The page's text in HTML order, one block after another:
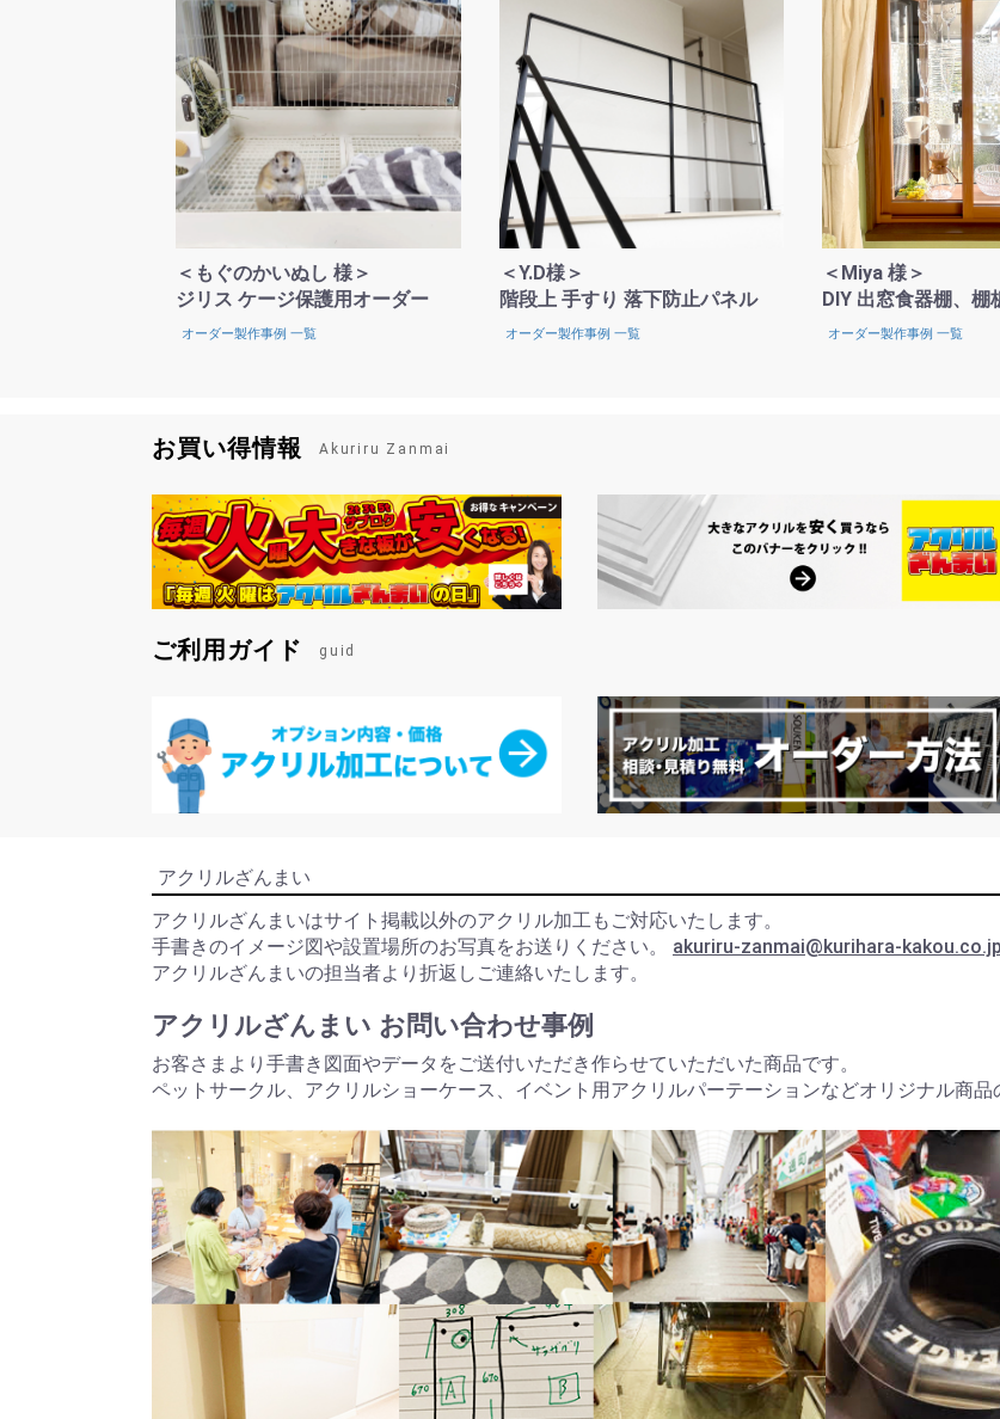
＜もぐのかいぬし 様＞
ジリス ケージ保護用オーダー
オーダー製作事例 一覧
＜Y.D様＞
階段上 手すり 落下防止パネル
オーダー製作事例 一覧
＜Miya 様＞
DIY 出窓食器棚、棚
オーダー製作事例 一覧
お買い得情報 Akuriru Zanmai
ご利用ガイド guid
アクリルざんまい
アクリルざんまいはサイト掲載以外のアクリル加工もご対応いたします。
手書きのイメージ図や設置場所のお写真をお送りください。 akuriru-zanmai@kurihara-kakou.co.jp
アクリルざんまいの担当者より折返しご連絡いたします。
アクリルざんまい お問い合わせ事例
お客さまより手書き図面やデータをご送付いただき作らせていただいた商品です。
ペットサークル、アクリルショーケース、イベント用アクリルパーテーションなどオリジナル商品